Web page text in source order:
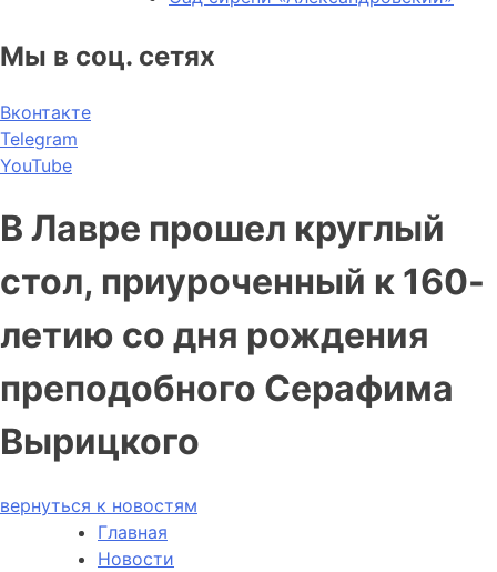
Мы в соц. сетях
Вконтакте
Telegram
YouTube
В Лавре прошел круглый
стол, приуроченный к 160-
летию со дня рождения
преподобного Серафима
Вырицкого
вернуться к новостям
Главная
Новости